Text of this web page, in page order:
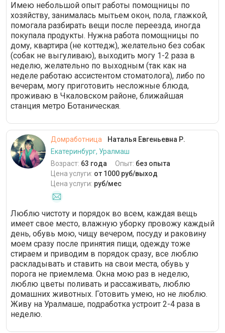
Имею небольшой опыт работы помощницы по
хозяйству, занималась мытьем окон, пола, глажкой,
помогала разбирать вещи после переезда, иногда
покупала продукты. Нужна работа помощницы по
дому, квартира (не коттедж), желательно без собак
(собак не выгуливаю), выходить могу 1-2 раза в
неделю, желательно по выходным (так как на
неделе работаю ассистентом стоматолога), либо по
вечерам, могу приготовить несложные блюда,
проживаю в Чкаловском районе, ближайшая
станция метро Ботаническая.
Домработница
Наталья Евгеньевна Р.
Екатеринбург, Уралмаш
Возраст: 63 года Опыт: без опыта
Цена услуги: от 1000 руб/выход
Цена услуги: руб/мес
Люблю чистоту и порядок во всем, каждая вещь
имеет свое место, влажную уборку провожу каждый
день, обувь мою, чищу вечером, посуду и раковину
моем сразу после принятия пищи, одежду тоже
стираем и приводим в порядок сразу, все люблю
раскладывать и ставить на свои места, обувь у
порога не приемлема. Окна мою раз в неделю,
люблю цветы поливать и рассаживать, люблю
домашних животных. Готовить умею, но не люблю.
Живу на Уралмаше, подработка устроит 2-4 раза в
неделю.